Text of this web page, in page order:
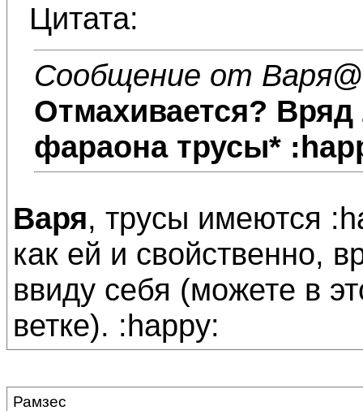
Цитата:
Сообщение от Варя
Отмахивается?
фараона трусы*
Варя, трусы имеются
как ей и свойственно,
ввиду себя (можете в
ветке). :happy:
Рамзес